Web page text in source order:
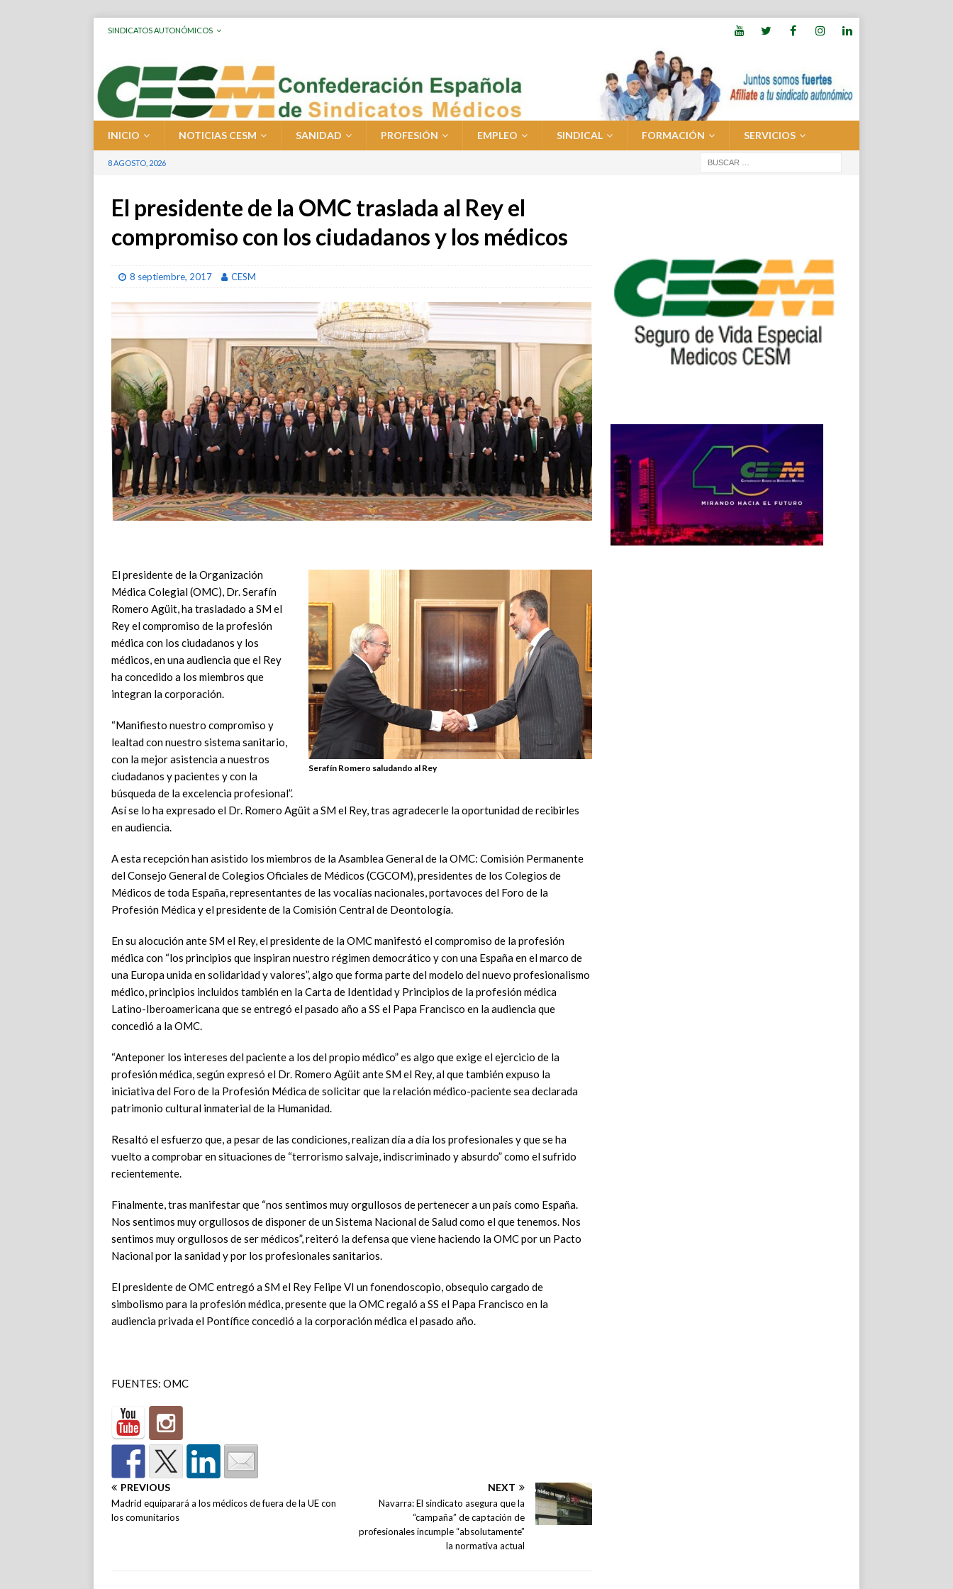
SINDICATOS AUTONÓMICOS
INICIO NOTICIAS CESM SANIDAD PROFESIÓN EMPLEO SINDICAL FORMACIÓN SERVICIOS
8 AGOSTO, 2026
El presidente de la OMC traslada al Rey el
compromiso con los ciudadanos y los médicos
8 septiembre, 2017 CESM
Serafín Romero saludando al Rey
El presidente de la Organización
Médica Colegial (OMC), Dr. Serafín
Romero Agüit, ha trasladado a SM el
Rey el compromiso de la profesión
médica con los ciudadanos y los
médicos, en una audiencia que el Rey
ha concedido a los miembros que
integran la corporación.
“Manifiesto nuestro compromiso y
lealtad con nuestro sistema sanitario,
con la mejor asistencia a nuestros
ciudadanos y pacientes y con la
búsqueda de la excelencia profesional”.
Así se lo ha expresado el Dr. Romero Agüit a SM el Rey, tras agradecerle la oportunidad de recibirles
en audiencia.
A esta recepción han asistido los miembros de la Asamblea General de la OMC: Comisión Permanente
del Consejo General de Colegios Oficiales de Médicos (CGCOM), presidentes de los Colegios de
Médicos de toda España, representantes de las vocalías nacionales, portavoces del Foro de la
Profesión Médica y el presidente de la Comisión Central de Deontología.
En su alocución ante SM el Rey, el presidente de la OMC manifestó el compromiso de la profesión
médica con “los principios que inspiran nuestro régimen democrático y con una España en el marco de
una Europa unida en solidaridad y valores”, algo que forma parte del modelo del nuevo profesionalismo
médico, principios incluidos también en la Carta de Identidad y Principios de la profesión médica
Latino-Iberoamericana que se entregó el pasado año a SS el Papa Francisco en la audiencia que
concedió a la OMC.
“Anteponer los intereses del paciente a los del propio médico” es algo que exige el ejercicio de la
profesión médica, según expresó el Dr. Romero Agüit ante SM el Rey, al que también expuso la
iniciativa del Foro de la Profesión Médica de solicitar que la relación médico-paciente sea declarada
patrimonio cultural inmaterial de la Humanidad.
Resaltó el esfuerzo que, a pesar de las condiciones, realizan día a día los profesionales y que se ha
vuelto a comprobar en situaciones de “terrorismo salvaje, indiscriminado y absurdo” como el sufrido
recientemente.
Finalmente, tras manifestar que “nos sentimos muy orgullosos de pertenecer a un país como España.
Nos sentimos muy orgullosos de disponer de un Sistema Nacional de Salud como el que tenemos. Nos
sentimos muy orgullosos de ser médicos”, reiteró la defensa que viene haciendo la OMC por un Pacto
Nacional por la sanidad y por los profesionales sanitarios.
El presidente de OMC entregó a SM el Rey Felipe VI un fonendoscopio, obsequio cargado de
simbolismo para la profesión médica, presente que la OMC regaló a SS el Papa Francisco en la
audiencia privada el Pontífice concedió a la corporación médica el pasado año.
FUENTES: OMC
PREVIOUS
Madrid equiparará a los médicos de fuera de la UE con
los comunitarios
NEXT
Navarra: El sindicato asegura que la
“campaña” de captación de
profesionales incumple “absolutamente”
la normativa actual